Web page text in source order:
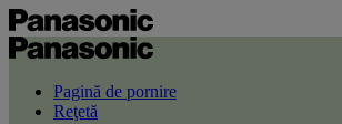
Pagină de pornire
Reţetă